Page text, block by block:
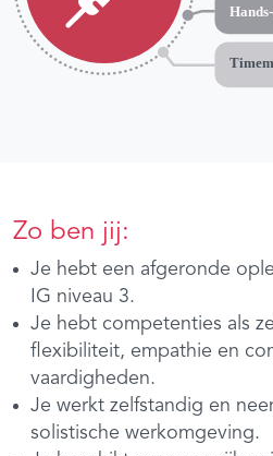
Zo ben jij:
Je hebt een afgeronde
IG niveau 3.
Je hebt competenties als
flexibiliteit, empathie en
vaardigheden.
Je werkt zelfstandig en
solistische werkomgeving.